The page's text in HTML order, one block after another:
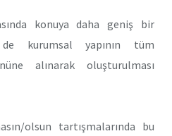
konuya daha geniş bir
kurumsal yapının tüm
alınarak oluşturulması
olsun tartışmalarında bu